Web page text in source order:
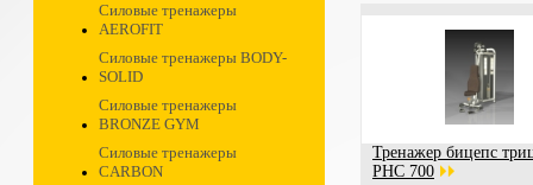
Силовые тренажеры
AEROFIT
Силовые тренажеры BODY-
SOLID
Силовые тренажеры
BRONZE GYM
Силовые тренажеры
CARBON
Тренажер бицепс
PHC 700